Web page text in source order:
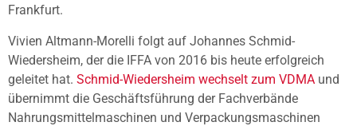
Frankfurt.
Vivien Altmann-Morelli folgt auf Johannes Schmid-
Wiedersheim, der die IFFA von 2016 bis heute erfolgreich
geleitet hat. Schmid-Wiedersheim wechselt zum VDMA und
übernimmt die Geschäftsführung der Fachverbände
Nahrungsmittelmaschinen und Verpackungsmaschinen